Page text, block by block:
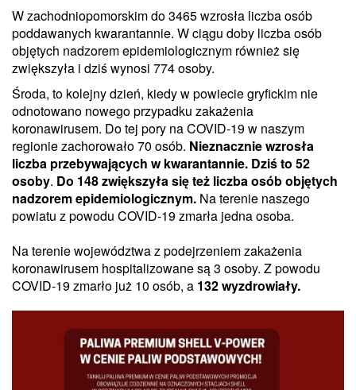
W zachodniopomorskim do 3465 wzrosła liczba osób
poddawanych kwarantannie. W ciągu doby liczba osób
objętych nadzorem epidemiologicznym również się
zwiększyła i dziś wynosi 774 osoby.
Środa, to kolejny dzień, kiedy w powiecie gryfickim nie
odnotowano nowego przypadku zakażenia
koronawirusem. Do tej pory na COVID-19 w naszym
regionie zachorowało 70 osób. Nieznacznie wzrosła
liczba przebywających w kwarantannie. Dziś to 52
osoby. Do 148 zwiększyła się też liczba osób objętych
nadzorem epidemiologicznym. Na terenie naszego
powiatu z powodu COVID-19 zmarła jedna osoba.
Na terenie województwa z podejrzeniem zakażenia
koronawirusem hospitalizowane są 3 osoby. Z powodu
COVID-19 zmarło już 10 osób, a 132 wyzdrowiały.